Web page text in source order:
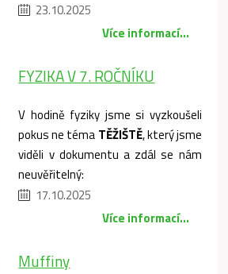
23.10.2025
Více informací...
FYZIKA V 7. ROČNÍKU
V hodině fyziky jsme si vyzkoušeli
pokus ne téma TĚŽIŠTĚ, který jsme
viděli v dokumentu a zdál se nám
neuvěřitelný:
17.10.2025
Více informací...
Muffiny